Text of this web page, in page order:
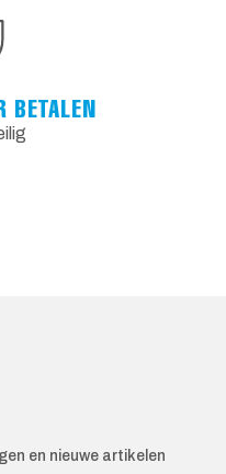
BETALEN
en nieuwe artikelen